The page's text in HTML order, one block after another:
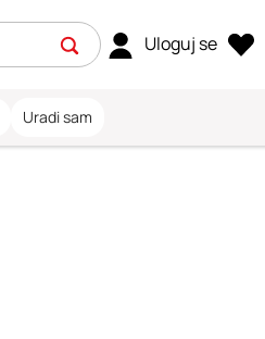
Uloguj se
Uradi sam